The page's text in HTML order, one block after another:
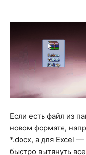
Если есть файл из
новом формате,
*.docx, а для Excel
быстро вытянуть